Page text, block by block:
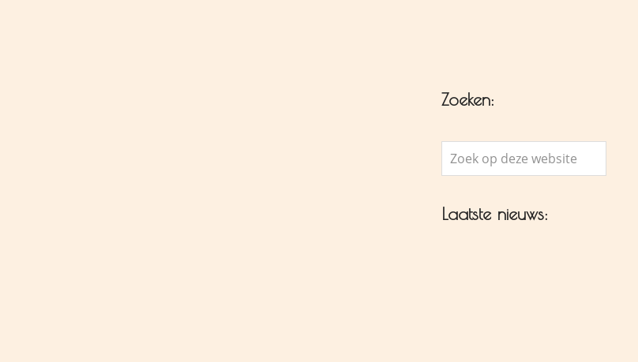
Zoeken:
Zoek
op
website
Laatste nieuws: